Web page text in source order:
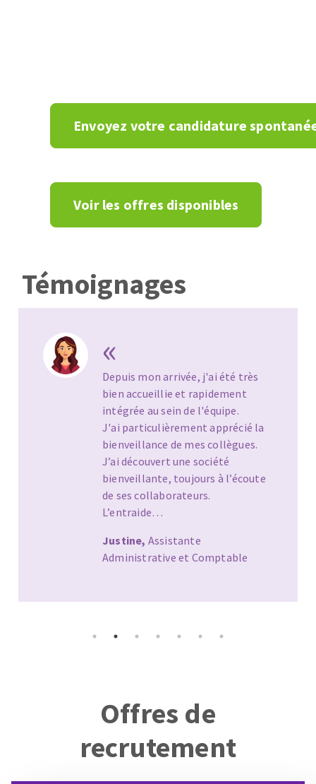
texte
Envoyez votre candidature
Voir les offres disponibles
Témoignages
«
Depuis mon arrivée, j'ai été très
bien accueillie et rapidement
intégrée au sein de l'équipe.
J'ai particulièrement apprécié la
bienveillance de mes collègues.
J’ai découvert une société
bienveillante, toujours à l’écoute
de ses collaborateurs.
L’entraide…
Justine, Assistante
Administrative et Comptable
Offres de
recrutement